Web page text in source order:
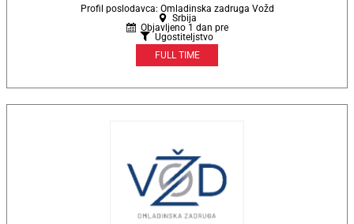
Profil poslodavca: Omladinska zadruga Vožd
Srbija
Objavljeno 1 dan pre
Ugostiteljstvo
FULL TIME